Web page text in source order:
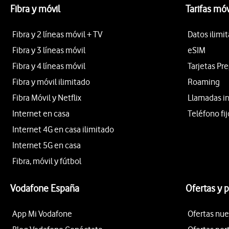
Fibra y móvil
Fibra y 2 líneas móvil + TV
Fibra y 3 líneas móvil
Fibra y 4 líneas móvil
Fibra y móvil ilimitado
Fibra Móvil y Netflix
Internet en casa
Internet 4G en casa ilimitado
Internet 5G en casa
Fibra, móvil y fútbol
Tarifas
Datos
eSIM
Tarjetas
Roaming
Llamadas
Teléfono
Vodafone España
App Mi Vodafone
Ofertas y
Ofertas